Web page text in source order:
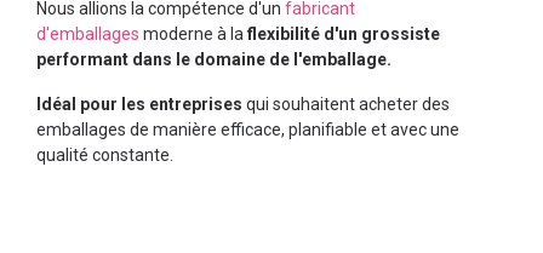
Nous allions la compétence d'un fabricant
d'emballages moderne à laflexibilité d'un grossiste
performant dans le domaine de l'emballage.
Idéal pour les entreprises qui souhaitent acheter des
emballages de manière efficace, planifiable et avec une
qualité constante.